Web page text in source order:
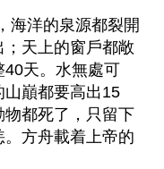
海洋的泉源都裂開
天上的窗戶都敞
40天。水無處可
巔都要高出15
都死了，只留下
方舟載着上帝的